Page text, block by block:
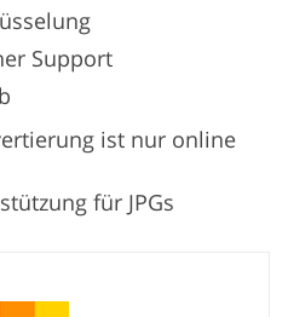
Support
ist nur online
für JPGs